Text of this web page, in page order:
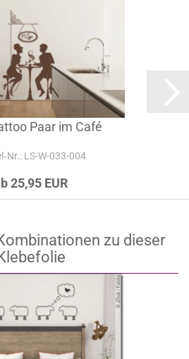
Paar im Café
LS-W-033-004
25,95 EUR
zu dieser